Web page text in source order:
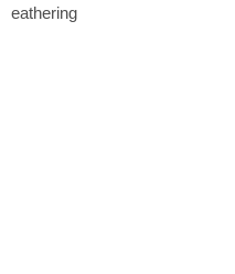
eathering